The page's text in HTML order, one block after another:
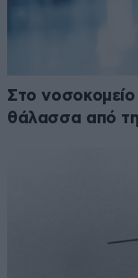
Στο
θάλασσα από